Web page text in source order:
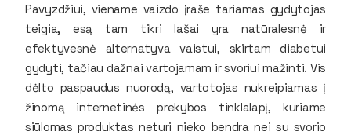
Pavyzdžiui, viename vaizdo įraše tariamas gydytojas
teigia, esą tam tikri lašai yra natūralesnė ir
efektyvesnė alternatyva vaistui, skirtam diabetui
gydyti, tačiau dažnai vartojamam ir svoriui mažinti. Vis
dėlto paspaudus nuorodą, vartotojas nukreipiamas į
žinomą internetinės prekybos tinklalapį, kuriame
siūlomas produktas neturi nieko bendra nei su svorio